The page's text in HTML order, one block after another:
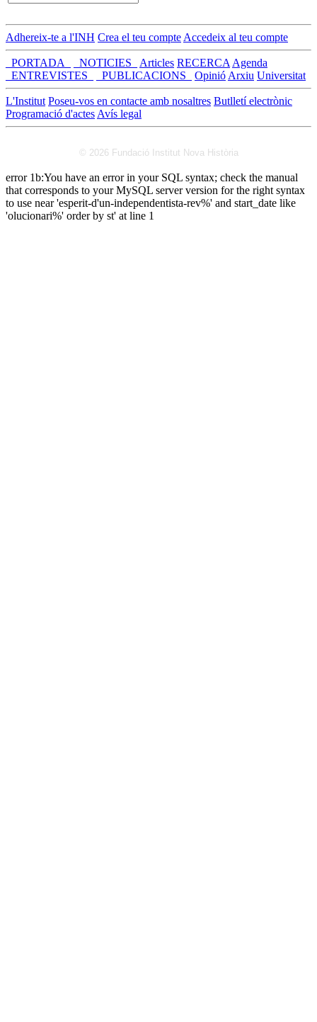
Adhereix-te a l'INH Crea el teu compte Accedeix al teu compte
_PORTADA_ _NOTICIES_ Articles RECERCA Agenda
_ENTREVISTES_
_PUBLICACIONS_ Opinió Arxiu Universitat
L'Institut Poseu-vos en contacte amb nosaltres Butlletí electrònic
Programació d'actes Avís legal
© 2026 Fundació Institut Nova Història
error 1b:You have an error in your SQL syntax; check the manual
that corresponds to your MySQL server version for the right syntax
to use near 'esperit-d'un-independentista-rev%' and start_date like
'olucionari%' order by st' at line 1